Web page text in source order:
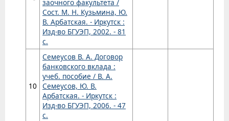
заочного факультета /
Сост. М. Н. Кузьмина, Ю.
В. Арбатская. - Иркутск :
Изд-во БГУЭП, 2002. - 81
с.
10
Семеусов В. А. Договор
банковского вклада :
учеб. пособие / В. А.
Семеусов, Ю. В.
Арбатская. - Иркутск :
Изд-во БГУЭП, 2006. - 47
с.